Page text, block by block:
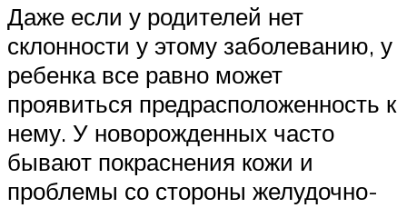
Даже если у родителей нет
склонности у этому заболеванию, у
ребенка все равно может
проявиться предрасположенность к
нему. У новорожденных часто
бывают покраснения кожи и
проблемы со стороны желудочно-